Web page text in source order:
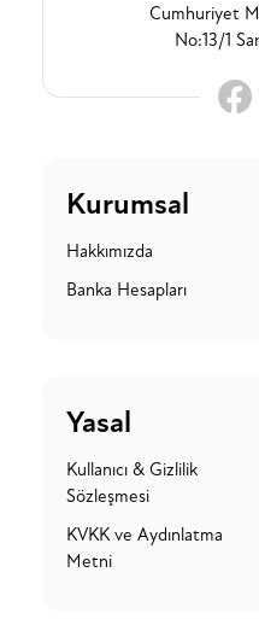
Cumhuriyet
No:13/1
Kurumsal
Hakkımızda
Banka Hesapları
Yasal
Kullanıcı & Gizlilik
Sözleşmesi
KVKK ve Aydınlatma
Metni